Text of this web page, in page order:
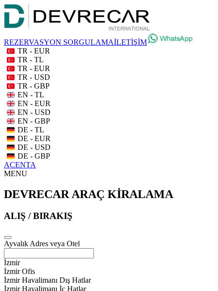
REZERVASYON SORGULAMAİLETİŞİM
TR - EUR
TR - TL
TR - EUR
TR - USD
TR - GBP
EN - TL
EN - EUR
EN - USD
EN - GBP
DE - TL
DE - EUR
DE - USD
DE - GBP
ACENTA
MENU
DEVRECAR ARAÇ KİRALAMA
ALIŞ / BIRAKIŞ
Ayvalık Adres veya Otel
İzmir
İzmir Ofis
İzmir Havalimanı Dış Hatlar
İzmir Havalimanı İç Hatlar